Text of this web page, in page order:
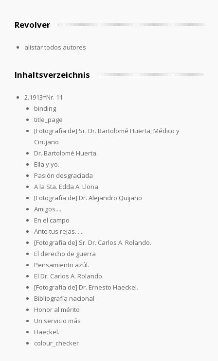
Revolver
alistar todos autores
Inhaltsverzeichnis
2.1913=Nr. 11
binding
title_page
[Fotografía de] Sr. Dr. Bartolomé Huerta, Médico y
Cirujano
Dr. Bartolomé Huerta.
Ella y yo.
Pasión desgracíada
A la Sta. Edda A. Llona.
[Fotografía de] Dr. Alejandro Quijano
Amigos....
En el campo
Ante tus rejas......
[Fotografía de] Sr. Dr. Carlos A. Rolando.
El derecho de guerra
Pensamiento azúl.
El Dr. Carlos A. Rolando.
[Fotografía de] Dr. Ernesto Haeckel.
Bibliografía nacional
Honor al mérito
Un servicio más
Haeckel.
colour_checker